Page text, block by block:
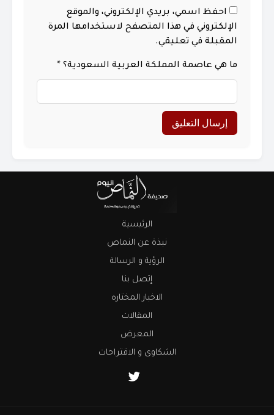
احفظ اسمي، بريدي الإلكتروني، والموقع
الإلكتروني في هذا المتصفح لاستخدامها المرة
المقبلة في تعليقي.
ما هي عاصمة المملكة العربية السعودية؟ *
الرئيسية
نبذة عن النماص
الرؤية و الرسالة
إتصل بنا
الاخبار المختاره
المقالات
المعرض
الشكاوى و الاقتراحات